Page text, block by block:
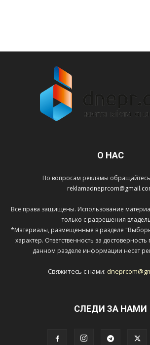
О НАС
По вопросам рекламы обращайтесь
Все права защищены. Использование
только с разрешения
*Материалы, размещенные в разделе
характер. Ответственность за
данном разделе информации несет
Свяжитесь с нами:
СЛЕДИ ЗА НАМИ